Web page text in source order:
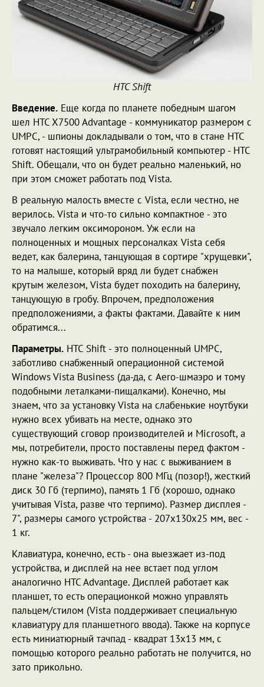
HTC Shift
Введение. Еще когда по планете победным шагом
шел HTC X7500 Advantage - коммуникатор размером с
UMPC, - шпионы докладывали о том, что в стане HTC
готовят настоящий ультрамобильный компьютер - HTC
Shift. Обещали, что он будет реально маленький, но
при этом сможет работать под Vista.
В реальную малость вместе с Vista, если честно, не
верилось. Vista и что-то сильно компактное - это
звучало легким оксимороном. Уж если на
полноценных и мощных персоналках Vista себя
ведет, как балерина, танцующая в сортире "хрущевки",
то на малыше, который вряд ли будет снабжен
крутым железом, Vista будет походить на балерину,
танцующую в гробу. Впрочем, предположения
предположениями, а факты фактами. Давайте к ним
обратимся...
Параметры. HTC Shift - это полноценный UMPC,
заботливо снабженный операционной системой
Windows Vista Business (да-да, с Aero-шмаэро и тому
подобными леталками-пищалками). Конечно, мы
знаем, что за установку Vista на слабенькие ноутбуки
нужно всех убивать на месте, однако это
существующий сговор производителей и Microsoft, а
мы, потребители, просто поставлены перед фактом -
нужно как-то выживать. Что у нас с выживанием в
плане "железа"? Процессор 800 МГц (позор!), жесткий
диск 30 Гб (терпимо), память 1 Гб (хорошо, однако
учитывая Vista, разве что терпимо). Размер дисплея -
7", размеры самого устройства - 207х130х25 мм, вес -
1 кг.
Клавиатура, конечно, есть - она выезжает из-под
устройства, и дисплей на нее встает под углом
аналогично HTC Advantage. Дисплей работает как
планшет, то есть операционкой можно управлять
пальцем/стилом (Vista поддерживает специальную
клавиатуру для планшетного ввода). Также на корпусе
есть миниатюрный тачпад - квадрат 13х13 мм, с
помощью которого реально работать не получится, но
зато прикольно.